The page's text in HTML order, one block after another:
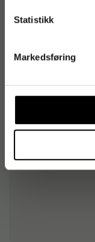
Statistikk
Markedsføring